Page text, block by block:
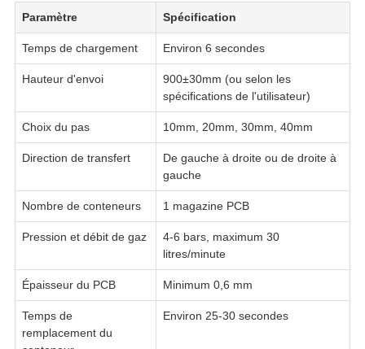
Paramètre Spécification
Temps de chargement Environ 6 secondes
Hauteur d'envoi
900±30mm (ou selon les
spécifications de l'utilisateur)
Choix du pas 10mm, 20mm, 30mm, 40mm
Direction de transfert
De gauche à droite ou de droite à
gauche
Nombre de conteneurs 1 magazine PCB
Pression et débit de gaz
4-6 bars, maximum 30
litres/minute
Épaisseur du PCB Minimum 0,6 mm
Temps de
remplacement du
Environ 25-30 secondes